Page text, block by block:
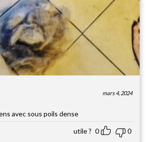
mars 4, 2024
avec sous poils dense
utile ? 0 0